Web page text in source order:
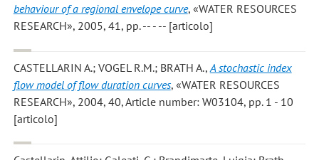
behaviour of a regional envelope curve, «WATER RESOURCES
RESEARCH», 2005, 41, pp. -- - -- [articolo]
CASTELLARIN A.; VOGEL R.M.; BRATH A., A stochastic index
flow model of flow duration curves, «WATER RESOURCES
RESEARCH», 2004, 40, Article number: W03104, pp. 1 - 10
[articolo]